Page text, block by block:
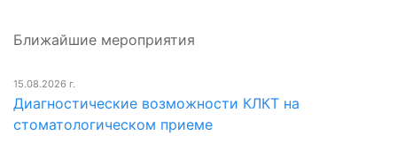
Ближайшие мероприятия
15.08.2026 г.
Диагностические возможности КЛКТ на
стоматологическом приеме